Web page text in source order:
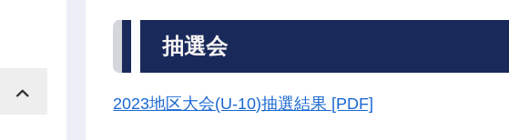
抽選会
2023地区大会(U-10)抽選結果 [PDF]